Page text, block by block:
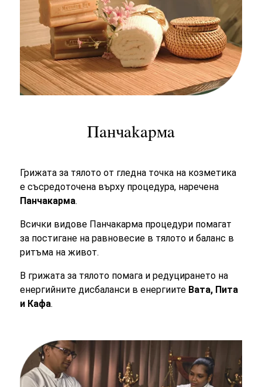
Панчакарма
Грижата за тялото от гледна точка на козметика
е съсредоточена върху процедура, наречена
Панчакарма.
Всички видове Панчакарма процедури помагат
за постигане на равновесие в тялото и баланс в
ритъма на живот.
В грижата за тялото помага и редуцирането на
енергийните дисбаланси в енергиите Вата, Пита
и Кафа.